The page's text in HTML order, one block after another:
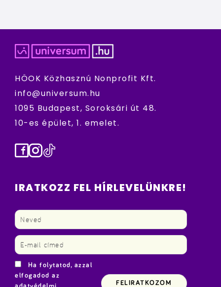
HÖOK Közhasznú Nonprofit Kft.
info@universum.hu
1095 Budapest, Soroksári út 48.
10-es épület, 1. emelet.
Facebook
Instagram
TikTok
IRATKOZZ FEL HÍRLEVELÜNKRE!
Ha folytatod, azzal
elfogadod az